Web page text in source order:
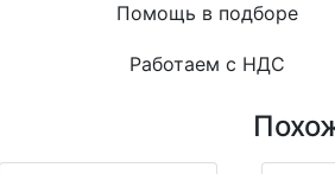
Помощь в подборе
Работаем с НДС